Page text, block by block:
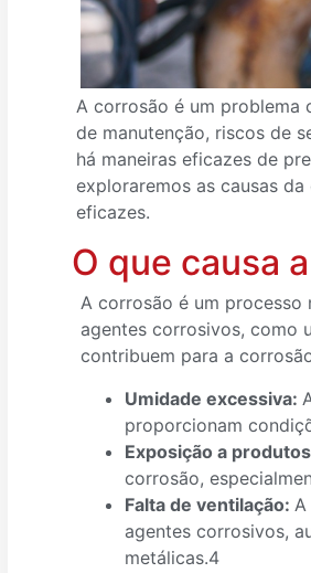
A corrosão é um problema
de manutenção, riscos de
há maneiras eficazes de
exploraremos as causas
eficazes.
O que causa
A corrosão é um
agentes corrosivos, como
contribuem para a
Umidade excessiva:
proporcionam
Exposição a
corrosão,
Falta de ventilação:
agentes corrosivos,
metálicas.4